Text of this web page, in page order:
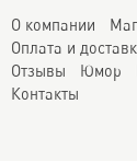
О компании
Оплата и
Отзывы
Юмор
Контакты